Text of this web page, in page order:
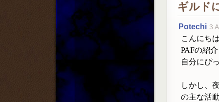
ギルド
Potechi 3
こんにち
PAFの紹
自分にぴ
しかし、
の主な活